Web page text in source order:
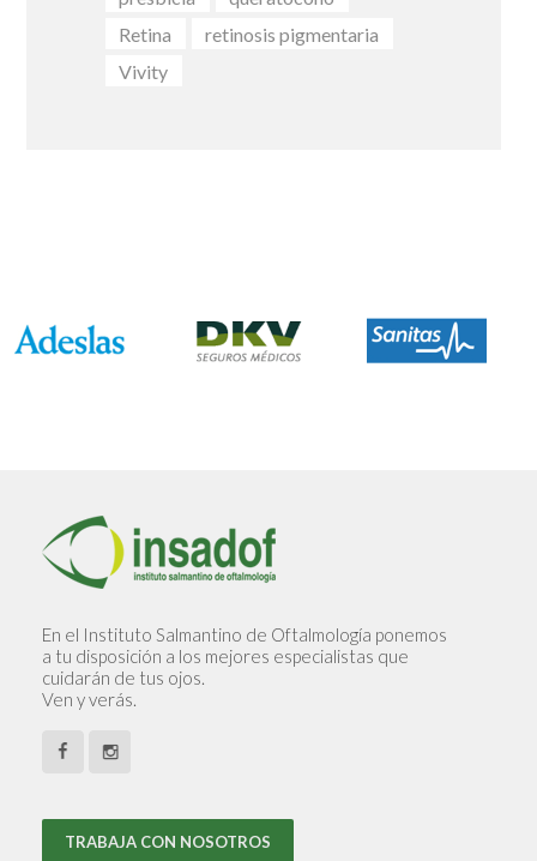
Retina
retinosis pigmentaria
Vivity
En el Instituto Salmantino de Oftalmología ponemos
a tu disposición a los mejores especialistas que
cuidarán de tus ojos.
Ven y verás.
TRABAJA CON NOSOTROS